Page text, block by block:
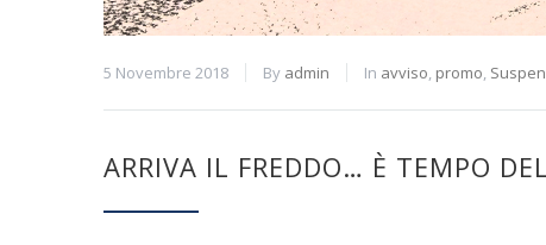
5 Novembre 2018 By admin In avviso, promo,
ARRIVA IL FREDDO… È TEMPO